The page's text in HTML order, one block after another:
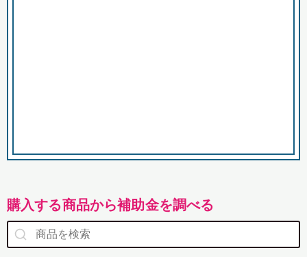
購入する商品から補助金を調べる